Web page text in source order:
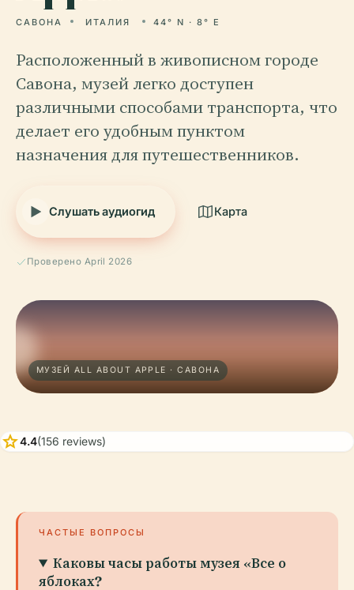
САВОНА ИТАЛИЯ 44° N · 8° E
Расположенный в живописном городе
Савона, музей легко доступен
различными способами транспорта, что
делает его удобным пунктом
назначения для путешественников.
Слушать аудиогид Карта
Проверено April 2026
МУЗЕЙ ALL ABOUT APPLE · САВОНА
star4.4(156 reviews)
ЧАСТЫЕ ВОПРОСЫ
Каковы часы работы музея «Все о
яблоках?